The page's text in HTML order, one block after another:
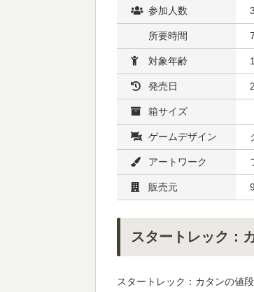
参加人数
所要時間
対象年齢
発売日
箱サイズ
ゲームデザイン
アートワーク
販売元
スタートレック：
スタートレック：カタンの値段